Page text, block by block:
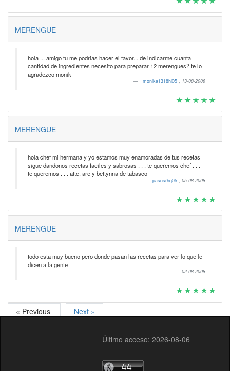
MERENGUE
hola ... amigo tu me podrias hacer el favor... de indicarme cuanta
cantidad de ingredientes necesito para preparar 12 merengues? te lo
agradezco monik
monika1318hl05 , 13-08-2008
MERENGUE
hola chef mi hermana y yo estamos muy enamoradas de tus recetas
sigue dandonos recetas faciles y sabrosas . . . te queremos chef . . .
te queremos . . . atte. are y bettynna de tabasco
pasosrhq05 , 05-08-2008
MERENGUE
todo esta muy bueno pero donde pasan las recetas para ver lo que le
dicen a la gente
02-08-2008
« Previous Next »
Último acceso: 2026-08-06